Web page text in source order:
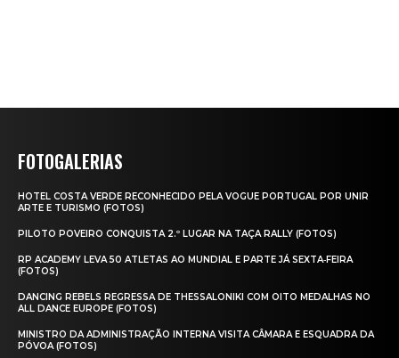
FOTOGALERIAS
HOTEL COSTA VERDE RECONHECIDO PELA VOGUE PORTUGAL POR UNIR
ARTE E TURISMO (FOTOS)
PILOTO POVEIRO CONQUISTA 2.º LUGAR NA TAÇA RALLY (FOTOS)
RP ACADEMY LEVA 50 ATLETAS AO MUNDIAL E PARTE JÁ SEXTA‑FEIRA
(FOTOS)
DANCING REBELS REGRESSA DE THESSALONIKI COM OITO MEDALHAS NO
ALL DANCE EUROPE (FOTOS)
MINISTRO DA ADMINISTRAÇÃO INTERNA VISITA CÂMARA E ESQUADRA DA
PÓVOA (FOTOS)